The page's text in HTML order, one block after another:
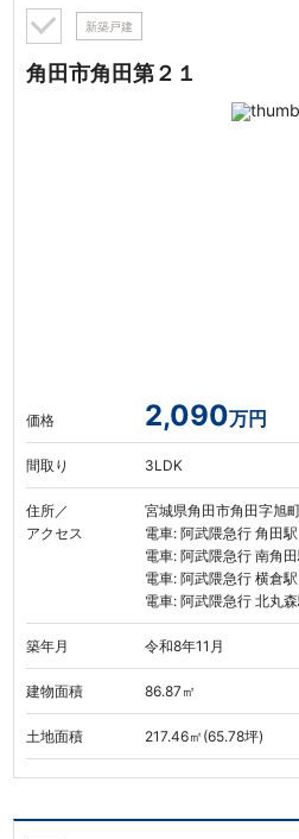
新築戸建
角田市角田第２１
価格 2,090万円
間取り 3LDK
住所／
アクセス
宮城県角田市角田字旭
電車: 阿武隈急行 角田
電車: 阿武隈急行 南角
電車: 阿武隈急行 横倉
電車: 阿武隈急行 北丸
築年月 令和8年11月
建物面積 86.87㎡
土地面積 217.46㎡(65.78坪)